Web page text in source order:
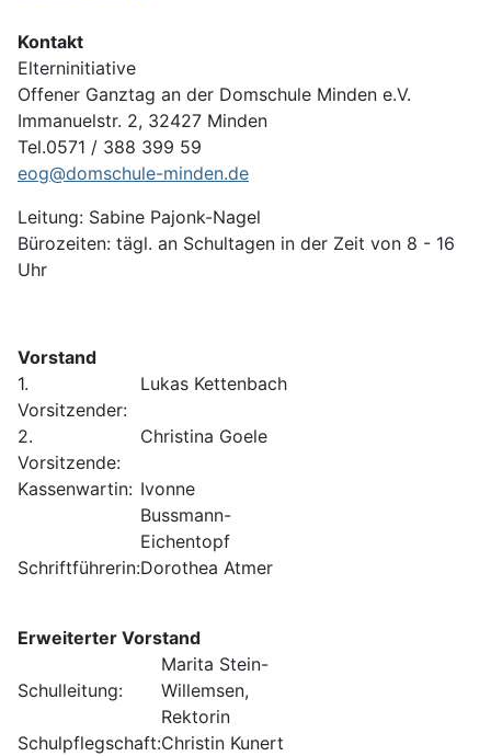
Kontakt
Elterninitiative
Offener Ganztag an der Domschule Minden e.V.
Immanuelstr. 2, 32427 Minden
Tel.0571 / 388 399 59
eog@domschule-minden.de
Leitung: Sabine Pajonk-Nagel
Bürozeiten: tägl. an Schultagen in der Zeit von 8 - 16
Uhr
Vorstand
1.
Vorsitzender:
Lukas Kettenbach
2.
Vorsitzende:
Christina Goele
Kassenwartin: Ivonne
Bussmann-
Eichentopf
Schriftführerin:Dorothea Atmer
Erweiterter Vorstand
Schulleitung:
Marita Stein-
Willemsen,
Rektorin
Schulpflegschaft:Christin Kunert